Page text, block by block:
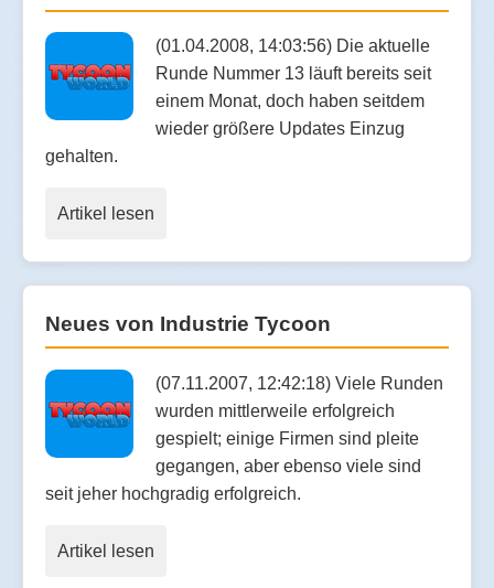
(01.04.2008, 14:03:56) Die aktuelle
Runde Nummer 13 läuft bereits seit
einem Monat, doch haben seitdem
wieder größere Updates Einzug
gehalten.
Artikel lesen
Neues von Industrie Tycoon
(07.11.2007, 12:42:18) Viele Runden
wurden mittlerweile erfolgreich
gespielt; einige Firmen sind pleite
gegangen, aber ebenso viele sind
seit jeher hochgradig erfolgreich.
Artikel lesen